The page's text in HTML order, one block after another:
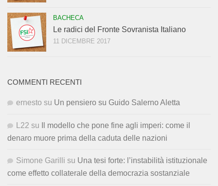
BACHECA
Le radici del Fronte Sovranista Italiano
11 DICEMBRE 2017
COMMENTI RECENTI
ernesto su Un pensiero su Guido Salerno Aletta
L22 su
Il modello che pone fine agli imperi: come il
denaro muore prima della caduta delle nazioni
Simone Garilli su Una tesi forte: l’instabilità istituzionale
come effetto collaterale della democrazia sostanziale